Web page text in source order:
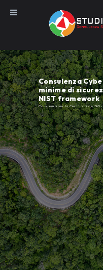
Consulenza
minime di
NIST framework
Consulenza per la Certificazione ISO